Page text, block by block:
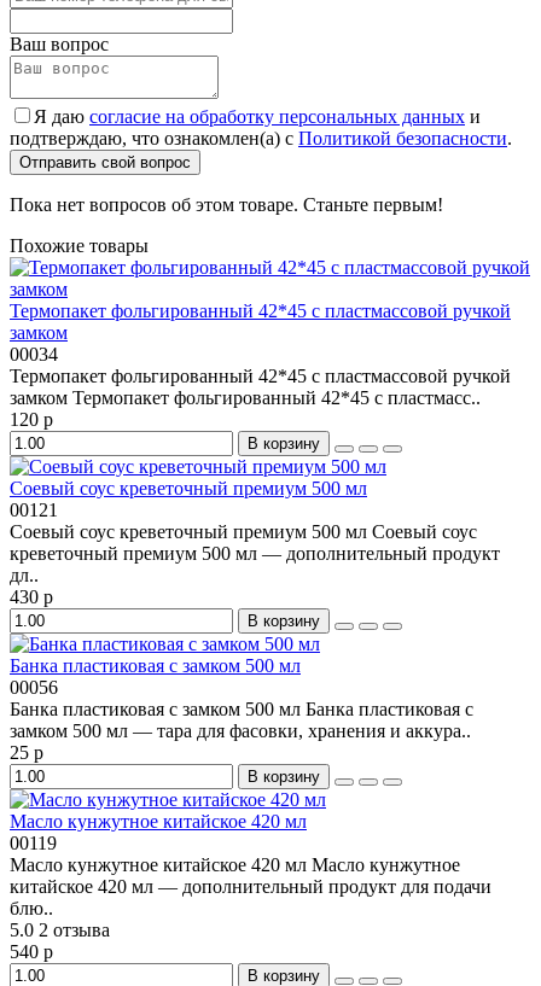
Ваш вопрос
Я даю согласие на обработку персональных данных и
подтверждаю, что ознакомлен(а) с Политикой безопасности.
Отправить свой вопрос
Пока нет вопросов об этом товаре. Станьте первым!
Похожие товары
Термопакет фольгированный 42*45 с пластмассовой ручкой
замком
00034
Термопакет фольгированный 42*45 с пластмассовой ручкой
замком Термопакет фольгированный 42*45 с пластмасс..
120 р
В корзину
Соевый соус креветочный премиум 500 мл
00121
Соевый соус креветочный премиум 500 мл Соевый соус
креветочный премиум 500 мл — дополнительный продукт
дл..
430 р
В корзину
Банка пластиковая с замком 500 мл
00056
Банка пластиковая с замком 500 мл Банка пластиковая с
замком 500 мл — тара для фасовки, хранения и аккура..
25 р
В корзину
Масло кунжутное китайское 420 мл
00119
Масло кунжутное китайское 420 мл Масло кунжутное
китайское 420 мл — дополнительный продукт для подачи
блю..
5.0 2 отзыва
540 р
В корзину